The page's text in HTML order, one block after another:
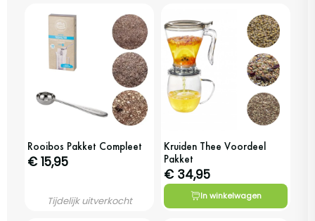
Rooibos Pakket Compleet
€ 15,95
Tijdelijk uitverkocht
Kruiden Thee Voordeel
Pakket
€ 34,95
In winkelwagen